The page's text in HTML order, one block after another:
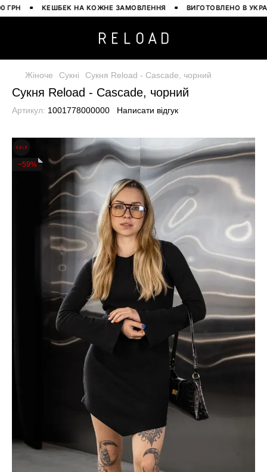
КЕШБЕК НА КОЖНЕ ЗАМОВЛЕННЯ ВИГОТОВЛЕНО В УКРАЇНІ
Жіноче Сукні Сукня Reload - Cascade, чорний
Сукня Reload - Cascade, чорний
Артикул: 1001778000000 Написати відгук
−59%